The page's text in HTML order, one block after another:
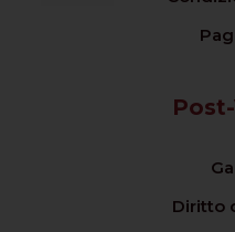
Diritto